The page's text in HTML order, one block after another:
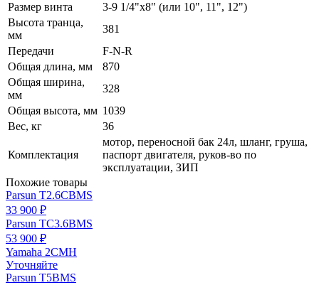
Размер винта
3-9 1/4"x8" (или 10", 11", 12")
Высота транца,
мм
381
Передачи
F-N-R
Общая длина, мм
870
Общая ширина,
мм
328
Общая высота, мм 1039
Вес, кг
36
Комплектация
мотор, переносной бак 24л, шланг, груша,
паспорт двигателя, руков-во по
эксплуатации, ЗИП
Похожие товары
Parsun T2.6CBMS
33 900 ₽
Parsun TC3.6BMS
53 900 ₽
Yamaha 2CMH
Уточняйте
Parsun T5BMS